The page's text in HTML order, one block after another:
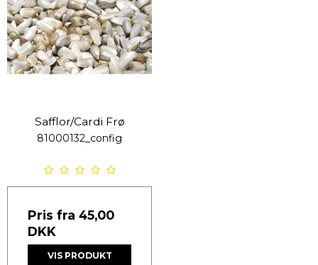
Safflor/Cardi Frø
81000132_config
Pris fra 45,00
DKK
VIS PRODUKT